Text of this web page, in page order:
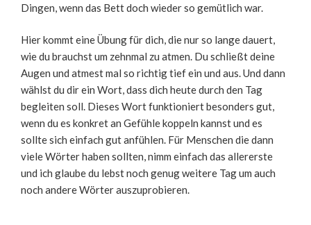
Dingen, wenn das Bett doch wieder so gemütlich war.
Hier kommt eine Übung für dich, die nur so lange dauert,
wie du brauchst um zehnmal zu atmen. Du schließt deine
Augen und atmest mal so richtig tief ein und aus. Und dann
wählst du dir ein Wort, dass dich heute durch den Tag
begleiten soll. Dieses Wort funktioniert besonders gut,
wenn du es konkret an Gefühle koppeln kannst und es
sollte sich einfach gut anfühlen. Für Menschen die dann
viele Wörter haben sollten, nimm einfach das allererste
und ich glaube du lebst noch genug weitere Tag um auch
noch andere Wörter auszuprobieren.